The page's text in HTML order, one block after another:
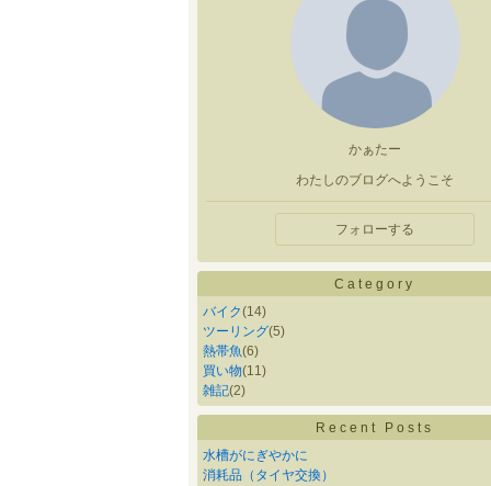
かぁたー
わたしのブログへようこそ
フォローする
Category
バイク(14)
ツーリング(5)
熱帯魚(6)
買い物(11)
雑記(2)
Recent Posts
水槽がにぎやかに
消耗品（タイヤ交換）